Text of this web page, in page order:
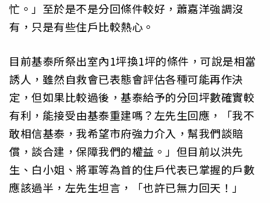
忙。」至於是不是分回條件較好，蕭嘉洋強調沒
有，只是有些住戶比較熱心。
目前基泰所祭出室內1坪換1坪的條件，可說是相當
誘人，雖然自救會已表態會評估各種可能再作決
定，但如果比較過後，基泰給予的分回坪數確實較
有利，能接受由基泰重建嗎？左先生回應，「我不
敢相信基泰，我希望市府強力介入，幫我們談賠
償，談合建，保障我們的權益。」但目前以洪先
生、白小姐、將軍等為首的住戶代表已掌握的戶數
應該過半，左先生坦言，「也許已無力回天！」